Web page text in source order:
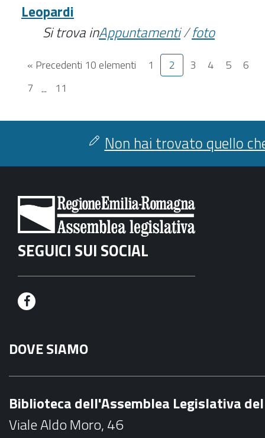
Leopardi
Si trova inAppuntamenti/foto
« Precedenti 10 elementi 1 2 3 4 5
6
7 ... 11
Non hai trovato quello
SEGUICI SUI SOCIAL
F
c
e
o
DOVE SIAMO
Biblioteca dell'Assemblea Legislativa
Viale Aldo Moro, 46